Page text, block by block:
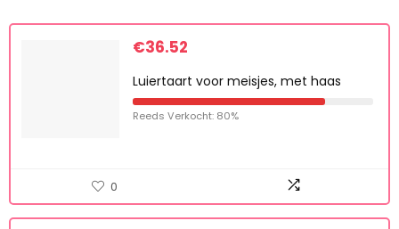
€36.52
Luiertaart voor meisjes, met haas
Reeds Verkocht: 80%
0